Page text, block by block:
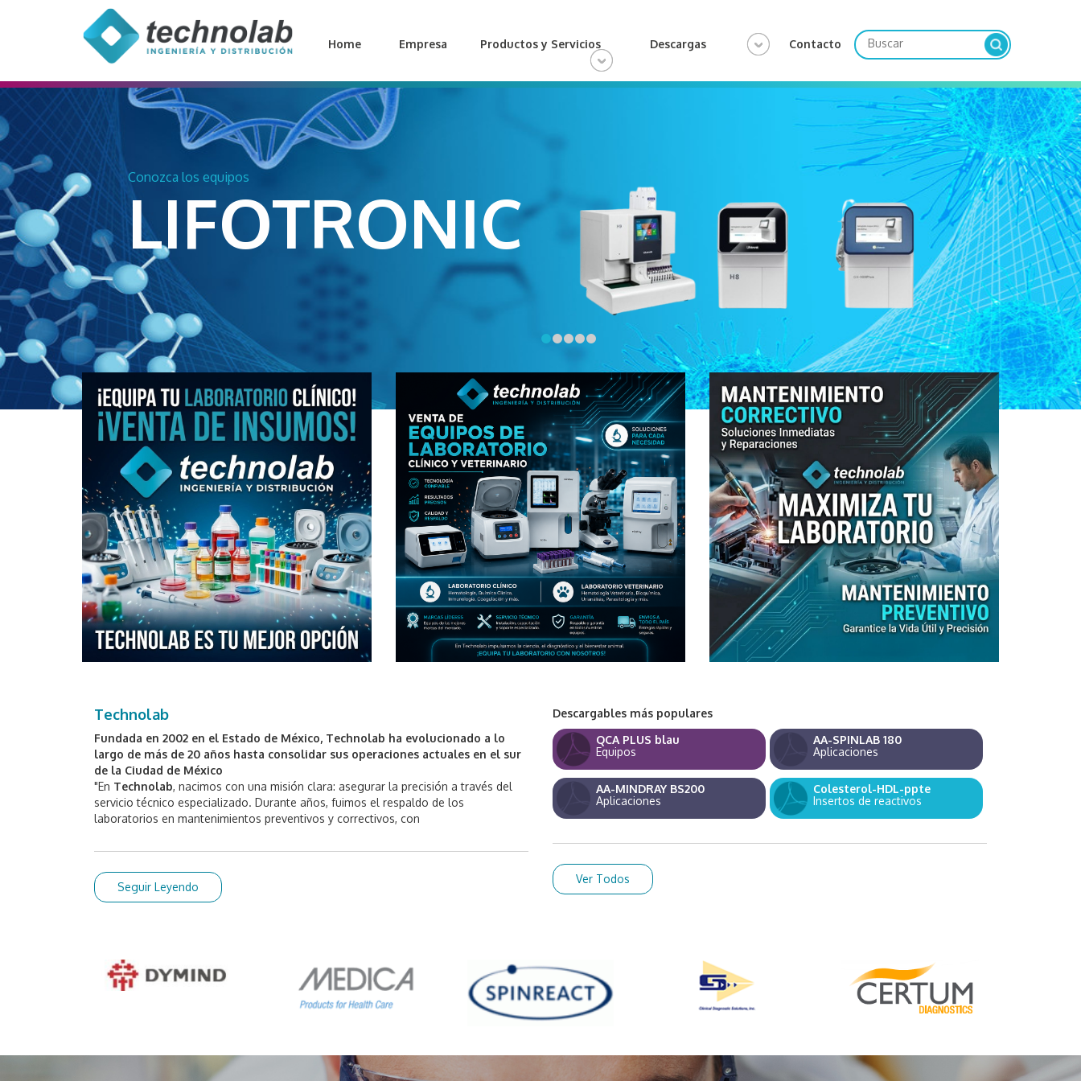
Home Empresa Productos y Servicios Descargas Contacto
Conozca los equipos
LIFOTRONIC
Technolab
Fundada en 2002 en el Estado de México, Technolab ha evolucionado a lo
largo de más de 20 años hasta consolidar sus operaciones actuales en el sur
de la Ciudad de México
"En Technolab, nacimos con una misión clara: asegurar la precisión a través del
servicio técnico especializado. Durante años, fuimos el respaldo de los
laboratorios en mantenimientos preventivos y correctivos, con
Seguir Leyendo
Descargables más populares
QCA PLUS blau
Equipos
AA-SPINLAB 180
Aplicaciones
AA-MINDRAY BS200
Aplicaciones
Colesterol-HDL-ppte
Insertos de reactivos
Ver Todos